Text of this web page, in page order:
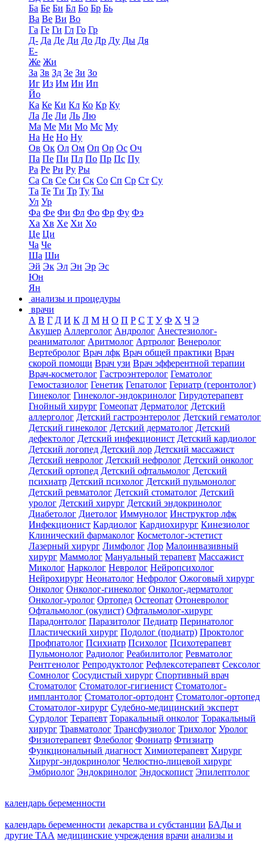
Ба Бе Би Бл Бо Бр Бь
Ва Ве Ви Во
Га Ге Ги Гл Го Гр
Д- Да Де Ди До Др Ду Ды Дя
Е-
Же Жи
За Зв Зд Зе Зи Зо
Иг Из Им Ин Ип
Йо
Ка Ке Ки Кл Ко Кр Ку
Ла Ле Ли Ль Лю
Ма Ме Ми Мо Мс Му
На Не Но Ну
Ов Ок Ол Ом Оп Ор Ос Оч
Па Пе Пи Пл По Пр Пс Пу
Ра Ре Ри Ру Ры
Са Св Се Си Ск Со Сп Ср Ст Су
Та Те Ти Тр Ту Ты
Ул Ур
Фа Фе Фи Фл Фо Фр Фу Фэ
Ха Хв Хе Хи Хо
Це Ци
Ча Че
Ша Ши
Эй Эк Эл Эн Эр Эс
Юн
Ян
анализы и процедуры
врачи
А В Г Д И К Л М Н О П Р С Т У Ф Х Ч Э
Акушер Аллерголог Андролог Анестезиолог-
реаниматолог Аритмолог Артролог Венеролог
Вертебролог Врач лфк Врач общей практики Врач
скорой помощи Врач узи Врач эфферентной терапии
Врач-косметолог Гастроэнтеролог Гематолог
Гемостазиолог Генетик Гепатолог Гериатр (геронтолог)
Гинеколог Гинеколог-эндокринолог Гирудотерапевт
Гнойный хирург Гомеопат Дерматолог Детский
аллерголог Детский гастроэнтеролог Детский гематолог
Детский гинеколог Детский дерматолог Детский
дефектолог Детский инфекционист Детский кардиолог
Детский логопед Детский лор Детский массажист
Детский невролог Детский нефролог Детский онколог
Детский ортопед Детский офтальмолог Детский
психиатр Детский психолог Детский пульмонолог
Детский ревматолог Детский стоматолог Детский
уролог Детский хирург Детский эндокринолог
Диабетолог Диетолог Иммунолог Инструктор лфк
Инфекционист Кардиолог Кардиохирург Кинезиолог
Клинический фармаколог Косметолог-эстетист
Лазерный хирург Лимфолог Лор Малоинвазивный
хирург Маммолог Мануальный терапевт Массажист
Миколог Нарколог Невролог Нейропсихолог
Нейрохирург Неонатолог Нефролог Ожоговый хирург
Онколог Онколог-гинеколог Онколог-дерматолог
Онколог-уролог Ортопед Остеопат Отоневролог
Офтальмолог (окулист) Офтальмолог-хирург
Парадонтолог Паразитолог Педиатр Перинатолог
Пластический хирург Подолог (подиатр) Проктолог
Профпатолог Психиатр Психолог Психотерапевт
Пульмонолог Радиолог Реабилитолог Ревматолог
Рентгенолог Репродуктолог Рефлексотерапевт Сексолог
Сомнолог Сосудистый хирург Спортивный врач
Стоматолог Стоматолог-гигиенист Стоматолог-
имплантолог Стоматолог-ортодонт Стоматолог-ортопед
Стоматолог-хирург Судебно-медицинский эксперт
Сурдолог Терапевт Торакальный онколог Торакальный
хирург Травматолог Трансфузиолог Трихолог Уролог
Физиотерапевт Флеболог Фониатр Фтизиатр
Функциональный диагност Химиотерапевт Хирург
Хирург-эндокринолог Челюстно-лицевой хирург
Эмбриолог Эндокринолог Эндоскопист Эпилептолог
календарь беременности
календарь беременности лекарства и субстанции БАДы и
другие ТАА медицинские учреждения врачи анализы и